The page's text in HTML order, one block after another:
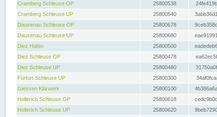
Cramberg Schleuse OP
25800538
Cramberg Schleuse UP
25800540
Dausenau Schleuse OP
25800678
Dausenau Schleuse UP
25800680
Diez Hafen
25800500
Diez Schleuse OP
25800478
Diez Schleuse UP
25800480
Fürfurt Schleuse UP
25800300
Giessen Klärwerk
25800100
Hollerich Schleuse OP
25800618
Hollerich Schleuse UP
25800620